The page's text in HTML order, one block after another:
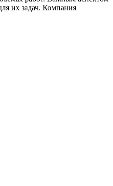
их задач. Компания